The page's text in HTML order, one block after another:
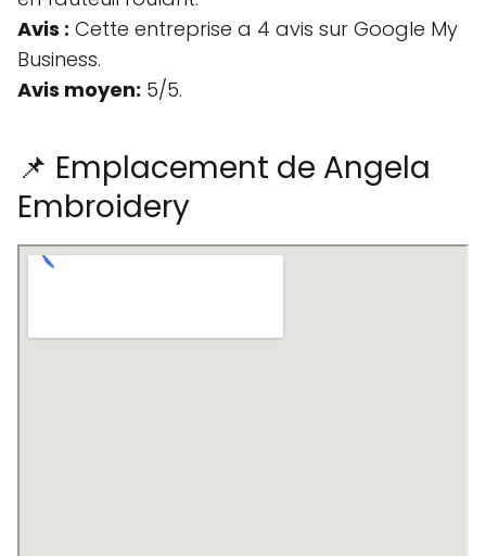
Avis : Cette entreprise a 4 avis sur Google My
Business.
Avis moyen: 5/5.
📌 Emplacement de Angela
Embroidery